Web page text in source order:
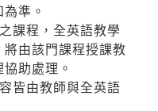
準。
課程，全英語教學
由該門課程授課教
助處理。
皆由教師與全英語